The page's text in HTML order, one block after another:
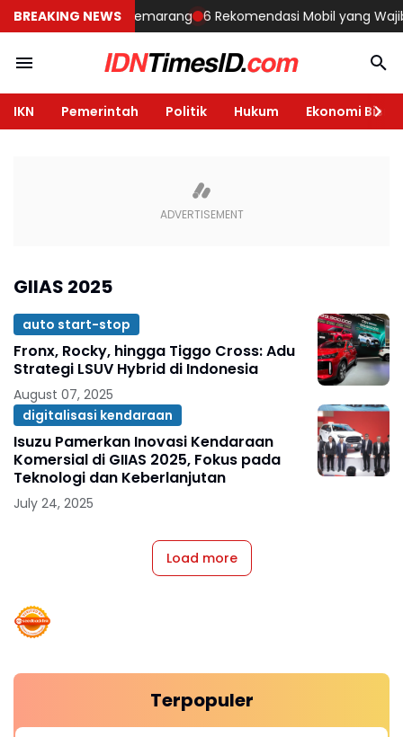
BREAKING NEWS
Rumah di Semarang 6 Rekomendasi Mobil yang Wajib
IKN Pemerintah Politik Hukum Ekonomi Bisnis
GIIAS 2025
auto start-stop
Fronx, Rocky, hingga Tiggo Cross: Adu
Strategi LSUV Hybrid di Indonesia
August 07, 2025
digitalisasi kendaraan
Isuzu Pamerkan Inovasi Kendaraan
Komersial di GIIAS 2025, Fokus pada
Teknologi dan Keberlanjutan
July 24, 2025
Load more
Terpopuler